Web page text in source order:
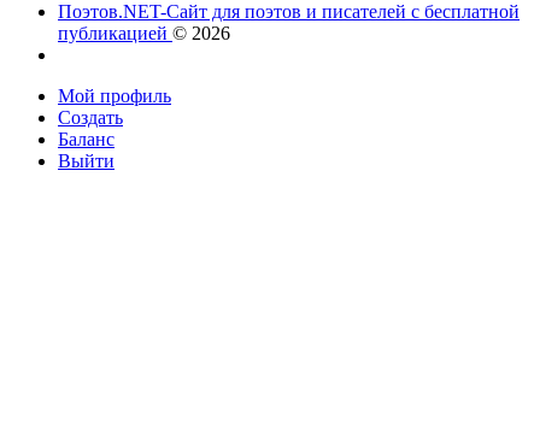
Поэтов.NET-Сайт для поэтов и писателей с бесплатной
публикацией © 2026
Мой профиль
Создать
Баланс
Выйти